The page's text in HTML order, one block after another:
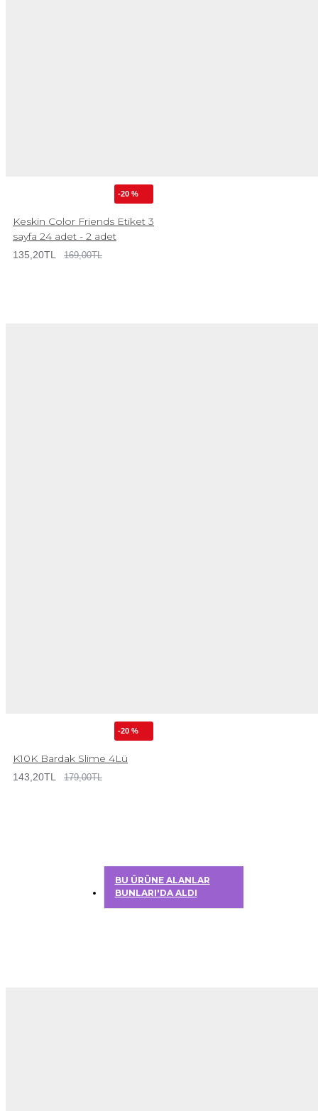
-20 %
Keskin Color Friends Etiket 3
sayfa 24 adet - 2 adet
135,20TL 169,00TL
-20 %
K10K Bardak Slime 4Lü
143,20TL 179,00TL
BU ÜRÜNE ALANLAR
BUNLARI'DA ALDI